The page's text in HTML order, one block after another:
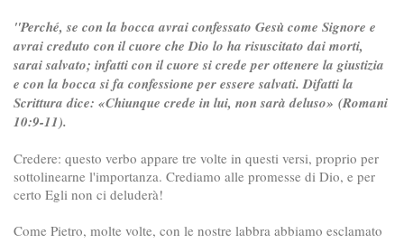
"Perché, se con la bocca avrai confessato Gesù come Signore e
avrai creduto con il cuore che Dio lo ha risuscitato dai morti,
sarai salvato; infatti con il cuore si crede per ottenere la giustizia
e con la bocca si fa confessione per essere salvati. Difatti la
Scrittura dice: «Chiunque crede in lui, non sarà deluso» (Romani
10:9-11).
Credere: questo verbo appare tre volte in questi versi, proprio per
sottolinearne l'importanza. Crediamo alle promesse di Dio, e per
certo Egli non ci deluderà!
Come Pietro, molte volte, con le nostre labbra abbiamo esclamato